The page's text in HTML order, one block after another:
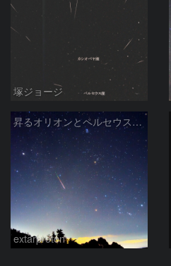
塚ジョージ
昇るオリオンとペルセウス座流星群
extarproton